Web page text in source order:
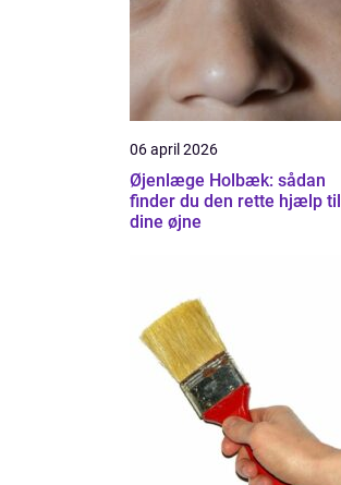
06 april 2026
Øjenlæge Holbæk: sådan
finder du den rette hjælp til
dine øjne